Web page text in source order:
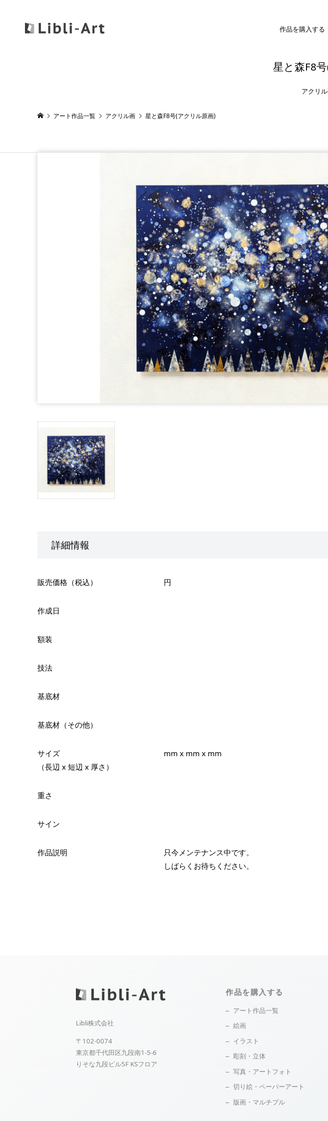
作品を購入する
星と森F8
アクリ
アート作品一覧 アクリル画 星と森F8号(アクリル原画)
詳細情報
販売価格（税込） 円
作成日
額装
技法
基底材
基底材（その他）
サイズ
（長辺 x 短辺 x 厚さ）
mm x mm x mm
重さ
サイン
作品説明
只今メンテナンス中です。
しばらくお待ちください。
Libli株式会社
〒102-0074
東京都千代田区九段南1-5-6
りそな九段ビル5F KSフロア
作品を購入する
アート作品一覧
絵画
イラスト
彫刻・立体
写真・アートフォト
切り絵・ペーパーアート
版画・マルチプル